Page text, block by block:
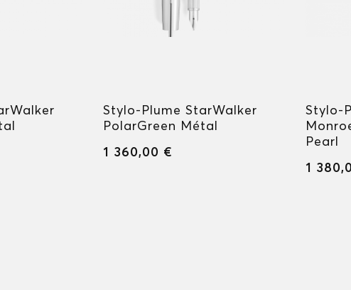
Stylo-Plume StarWalker
PolarGreen Métal
1 360,00 €
Stylo-
Pearl
1